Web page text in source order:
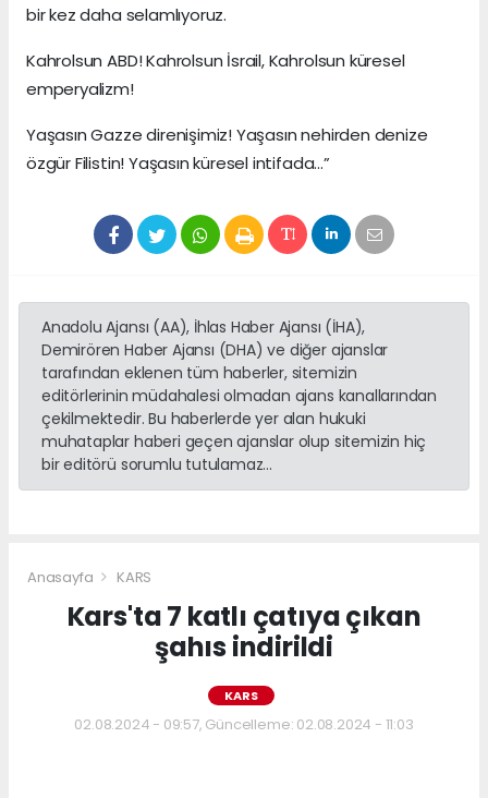
bir kez daha selamlıyoruz.
Kahrolsun ABD! Kahrolsun İsrail, Kahrolsun küresel
emperyalizm!
Yaşasın Gazze direnişimiz! Yaşasın nehirden denize
özgür Filistin! Yaşasın küresel intifada...”
Anadolu Ajansı (AA), İhlas Haber Ajansı (İHA),
Demirören Haber Ajansı (DHA) ve diğer ajanslar
tarafından eklenen tüm haberler, sitemizin
editörlerinin müdahalesi olmadan ajans kanallarından
çekilmektedir. Bu haberlerde yer alan hukuki
muhataplar haberi geçen ajanslar olup sitemizin hiç
bir editörü sorumlu tutulamaz...
Anasayfa KARS
Kars'ta 7 katlı çatıya çıkan
şahıs indirildi
KARS
02.08.2024 - 09:57, Güncelleme: 02.08.2024 - 11:03